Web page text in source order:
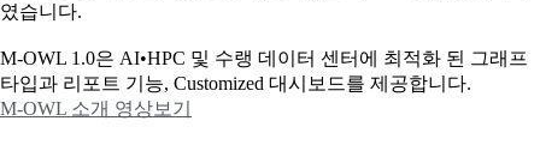
였습니다.
M-OWL 1.0은 AI•HPC 및 수랭 데이터 센터에 최적화 된 그래프
타입과 리포트 기능, Customized 대시보드를 제공합니다.
M-OWL 소개 영상보기